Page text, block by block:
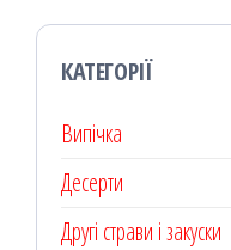
КАТЕГОРІЇ
Випічка
Десерти
Другі страви і закуски